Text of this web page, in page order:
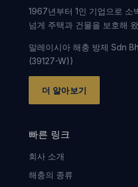
1967년부터 1인 기업으로
넘게 주택과 건물을 보호해
말레이시아 해충 방제 Sdn
(39127-W))
더 알아보기
빠른 링크
회사 소개
해충의 종류